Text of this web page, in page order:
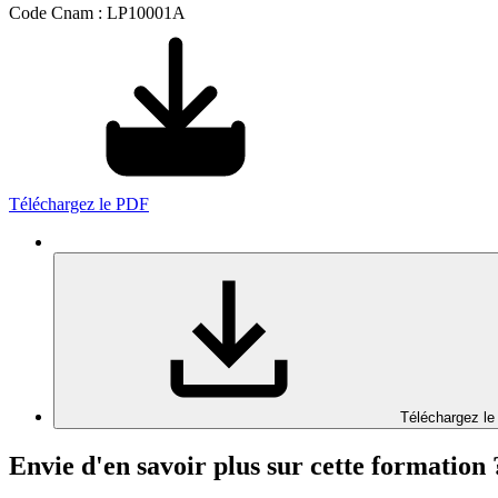
Code Cnam : LP10001A
Téléchargez le PDF
Téléchargez le
Envie d'en savoir plus sur cette formation